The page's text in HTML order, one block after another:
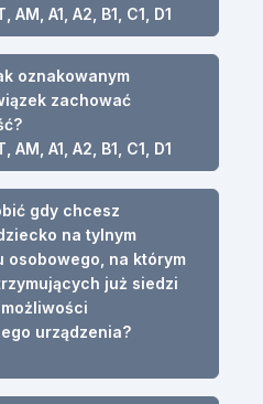
A1, A2, B1, C1, D1
oznakowanym
zachować
A1, A2, B1, C1, D1
gdy chcesz
na tylnym
osobowego, na którym
już siedzi
urządzenia?